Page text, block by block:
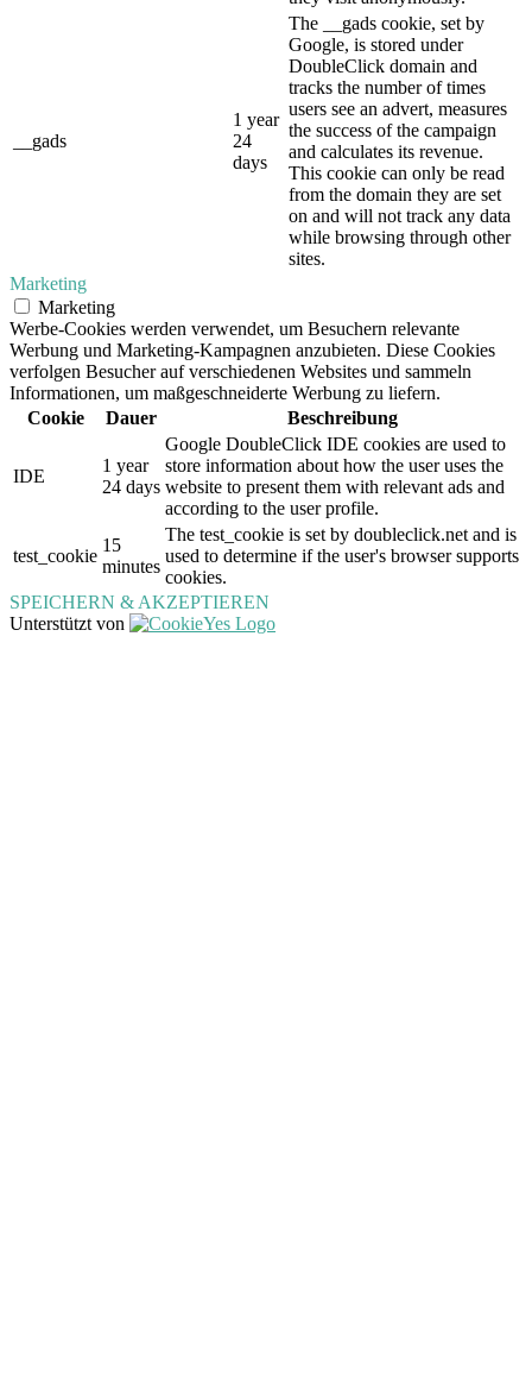
__gads
1 year
24
days
The __gads cookie, set by
Google, is stored under
DoubleClick domain and
tracks the number of times
users see an advert, measures
the success of the campaign
and calculates its revenue.
This cookie can only be read
from the domain they are set
on and will not track any data
while browsing through other
sites.
Marketing
Marketing
Werbe-Cookies werden verwendet, um Besuchern relevante
Werbung und Marketing-Kampagnen anzubieten. Diese Cookies
verfolgen Besucher auf verschiedenen Websites und sammeln
Informationen, um maßgeschneiderte Werbung zu liefern.
Cookie
Dauer Beschreibung
IDE
1 year
24 days
Google DoubleClick IDE cookies are used to
store information about how the user uses the
website to present them with relevant ads and
according to the user profile.
test_cookie
15
minutes
The test_cookie is set by doubleclick.net and is
used to determine if the user's browser supports
cookies.
SPEICHERN & AKZEPTIEREN
Unterstützt von